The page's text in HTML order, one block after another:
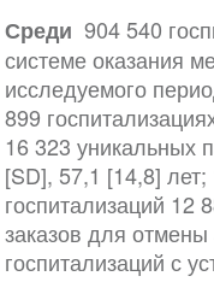
Среди 904 540
системе оказания
исследуемого
899
16 323 уникальных
[SD], 57,1 [14,8]
госпитализаций 12
заказов для
госпитализаций с